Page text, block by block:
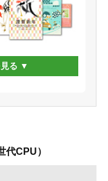
る
CPU）